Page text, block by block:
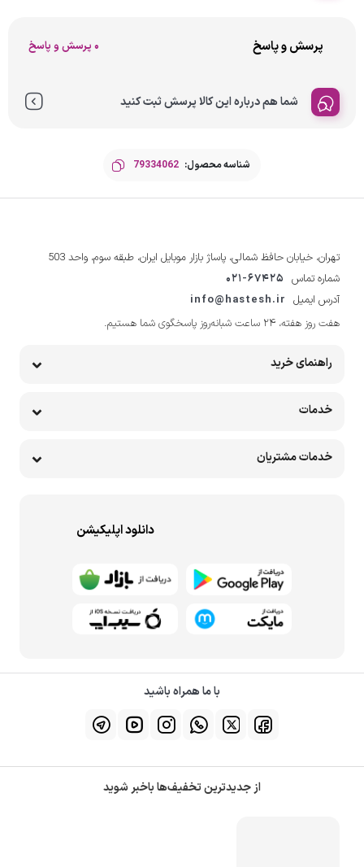
پرسش و پاسخ 0 پرسش و پاسخ
شما هم درباره این کالا پرسش ثبت کنید
شناسه محصول: 79334062
تهران، خیابان حافظ شمالی، پاساژ بازار موبایل ایران، طبقه سوم، واحد 503
شماره تماس 021-67425
آدرس ایمیل info@hastesh.ir
هفت روز هفته، ۲۴ ساعت شبانه‌روز پاسخگوی شما هستیم.
راهنمای خرید
خدمات
خدمات مشتریان
دانلود اپلیکیشن
با ما همراه باشید
از جدیدترین تخفیف‌ها باخبر شوید